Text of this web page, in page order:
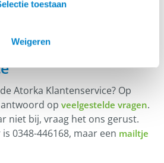
toestaan
Weigeren
Atorka Klantenservice? Op
op veelgestelde vragen.
niet bij, vraag het ons gerust.
0348-446168, maar een mailtje